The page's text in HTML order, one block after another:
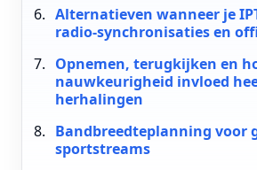
Alternatieven wanneer je
radio-synchronisaties en
Opnemen, terugkijken en
nauwkeurigheid invloed
herhalingen
Bandbreedteplanning voor
sportstreams